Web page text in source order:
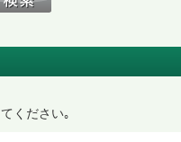
ください｡